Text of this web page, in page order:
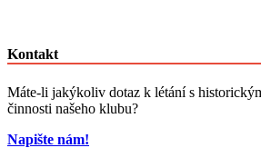
Kontakt
Máte-li jakýkoliv dotaz k létání s
činnosti našeho klubu?
Napište nám!